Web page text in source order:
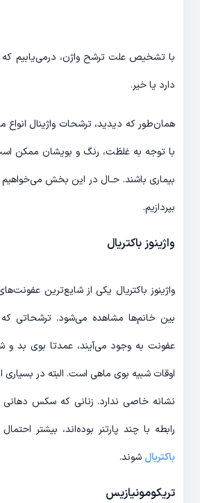
با تشخیص علت ترشح واژن، درمی‌یابیم که
دارد یا خیر.
همان‌طور که دیدید، ترشحات واژینال
با توجه به غلظت، رنگ و بویشان ممکن
بیماری باشند. حـال در این بخش
بپردازیم.
واژینوز باکتریال
واژینوز باکتريال یکی از شایع‌ترین
بین خانم‌ها مشاهده می‌شود. ترشحاتی
عفونت به وجود می‌آیند، عمدتا بوی بد و
اوقات شبیه بوی ماهی است. البته در بسیاری
نشانه خاصی ندارد. زنانی که سکس دهانی
رابطه با چند پارتنر بوده‌اند، بیشتر
باکتریال شوند.
تریکومونیازیس